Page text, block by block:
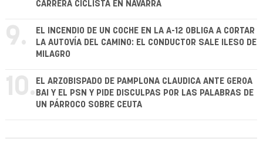
CARRERA CICLISTA EN NAVARRA
9.
EL INCENDIO DE UN COCHE EN LA A-12 OBLIGA A CORTAR
LA AUTOVÍA DEL CAMINO: EL CONDUCTOR SALE ILESO DE
MILAGRO
10. EL ARZOBISPADO DE PAMPLONA CLAUDICA ANTE GEROA
BAI Y EL PSN Y PIDE DISCULPAS POR LAS PALABRAS DE
UN PÁRROCO SOBRE CEUTA